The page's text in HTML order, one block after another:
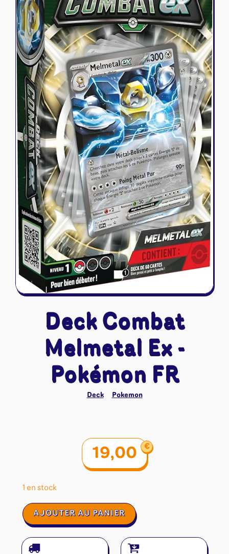
Naruto Mythos
Autres
Tapis de jeu
Deck Combat
Melmetal Ex -
Pokémon FR
Deck Pokemon
19,00 €
1 en stock
quantité
de
Combat
Melmetal
AJOUTER AU PANIER